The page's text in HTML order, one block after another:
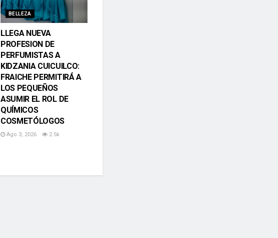
BELLEZA
LLEGA NUEVA
PROFESION DE
PERFUMISTAS A
KIDZANIA CUICUILCO:
FRAICHE PERMITIRÁ A
LOS PEQUEÑOS
ASUMIR EL ROL DE
QUÍMICOS
COSMETÓLOGOS
Ago 3, 2026 2.5k